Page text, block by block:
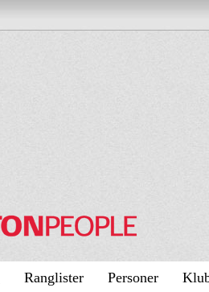
Ranglister Personer